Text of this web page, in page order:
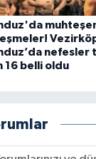
nefesler
16 belli oldu